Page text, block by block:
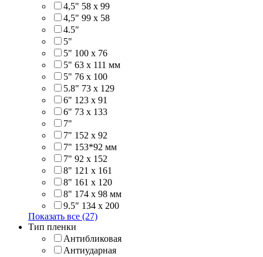
4,5" 58 х 99
4,5" 99 x 58
4.5"
5"
5" 100 x 76
5" 63 x 111 мм
5" 76 х 100
5.8" 73 x 129
6" 123 х 91
6" 73 х 133
7"
7" 152 x 92
7" 153*92 мм
7" 92 х 152
8" 121 х 161
8" 161 х 120
8" 174 x 98 мм
9.5" 134 x 200
Показать все (27)
Тип пленки
Антибликовая
Антиударная